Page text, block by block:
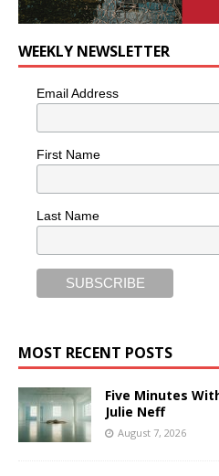
WEEKLY NEWSLETTER
Email Address
First Name
Last Name
MOST RECENT POSTS
Five Minutes
Julie Neff
August 7, 2026